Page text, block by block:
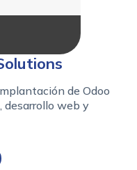
de Odoo
desarrollo web y